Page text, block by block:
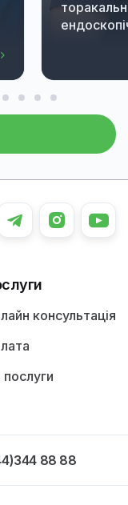
консультація
послуги
88 88